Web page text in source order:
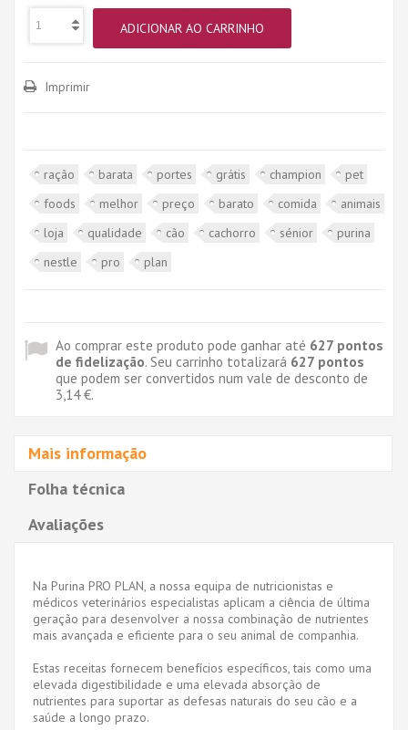
ADICIONAR AO CARRINHO
Imprimir
ração barata portes grátis champion
pet
foods
melhor preço barato comida
animais
loja
qualidade cão cachorro sénior
purina
nestle
pro plan
Ao comprar este produto pode ganhar até 627 pontos
de fidelização. Seu carrinho totalizará 627 pontos
que podem ser convertidos num vale de desconto de
3,14 €.
Mais informação
Folha técnica
Avaliações
Na Purina PRO PLAN, a nossa equipa de nutricionistas e
médicos veterinários especialistas aplicam a ciência de última
geração para desenvolver a nossa combinação de nutrientes
mais avançada e eficiente para o seu animal de companhia.
Estas receitas fornecem benefícios específicos, tais como uma
elevada digestibilidade e uma elevada absorção de
nutrientes para suportar as defesas naturais do seu cão e a
saúde a longo prazo.